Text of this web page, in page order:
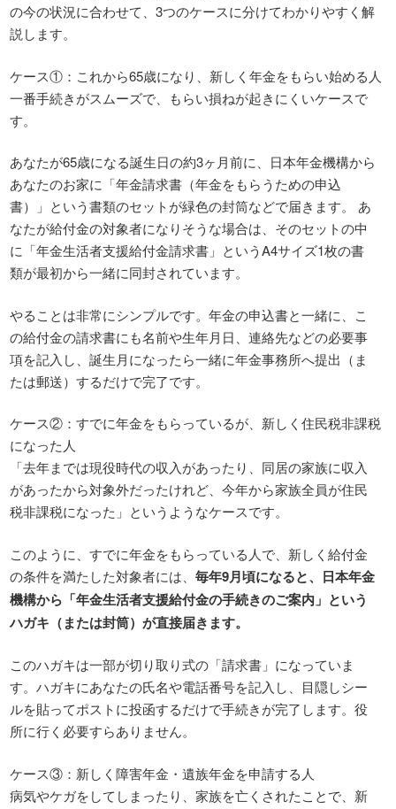
の今の状況に合わせて、3つのケースに分けてわかりやすく解
説します。
ケース①：これから65歳になり、新しく年金をもらい始める人
一番手続きがスムーズで、もらい損ねが起きにくいケースで
す。
あなたが65歳になる誕生日の約3ヶ月前に、日本年金機構から
あなたのお家に「年金請求書（年金をもらうための申込
書）」という書類のセットが緑色の封筒などで届きます。 あ
なたが給付金の対象者になりそうな場合は、そのセットの中
に「年金生活者支援給付金請求書」というA4サイズ1枚の書
類が最初から一緒に同封されています。
やることは非常にシンプルです。年金の申込書と一緒に、こ
の給付金の請求書にも名前や生年月日、連絡先などの必要事
項を記入し、誕生月になったら一緒に年金事務所へ提出（ま
たは郵送）するだけで完了です。
ケース②：すでに年金をもらっているが、新しく住民税非課税
になった人
「去年までは現役時代の収入があったり、同居の家族に収入
があったから対象外だったけれど、今年から家族全員が住民
税非課税になった」というようなケースです。
このように、すでに年金をもらっている人で、新しく給付金
の条件を満たした対象者には、毎年9月頃になると、日本年金
機構から「年金生活者支援給付金の手続きのご案内」という
ハガキ（または封筒）が直接届きます。
このハガキは一部が切り取り式の「請求書」になっていま
す。ハガキにあなたの氏名や電話番号を記入し、目隠しシー
ルを貼ってポストに投函するだけで手続きが完了します。役
所に行く必要すらありません。
ケース③：新しく障害年金・遺族年金を申請する人
病気やケガをしてしまったり、家族を亡くされたことで、新